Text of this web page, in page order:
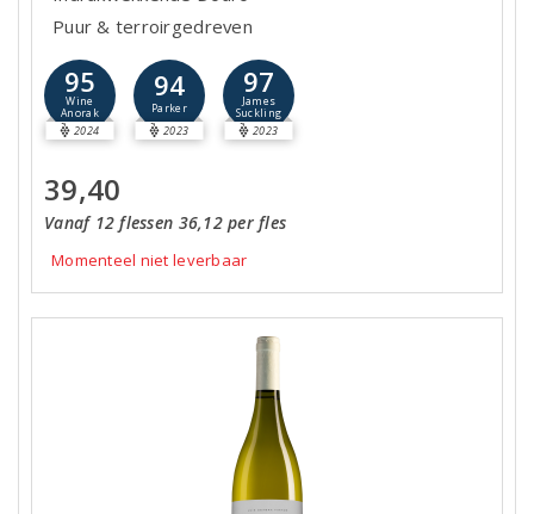
Puur & terroirgedreven
95
Wine
Anorak
2024
94
Parker
2023
97
James
Suckling
2023
39,40
Vanaf 12 flessen 36,12 per fles
Momenteel niet leverbaar